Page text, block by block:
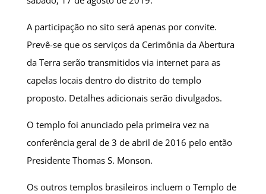
A participação no sito será apenas por convite.
Prevê-se que os serviços da Cerimônia da Abertura
da Terra serão transmitidos via internet para as
capelas locais dentro do distrito do templo
proposto. Detalhes adicionais serão divulgados.
O templo foi anunciado pela primeira vez na
conferência geral de 3 de abril de 2016 pelo então
Presidente Thomas S. Monson.
Os outros templos brasileiros incluem o Templo de